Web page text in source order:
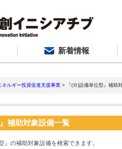
新着情報
ルギー投資促進支援事業 > 『(Ⅲ)設備単位型』補助
補助対象設備一覧
』の補助対象設備を検索できます。